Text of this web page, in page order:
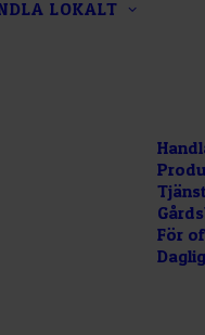
LOKALT
För